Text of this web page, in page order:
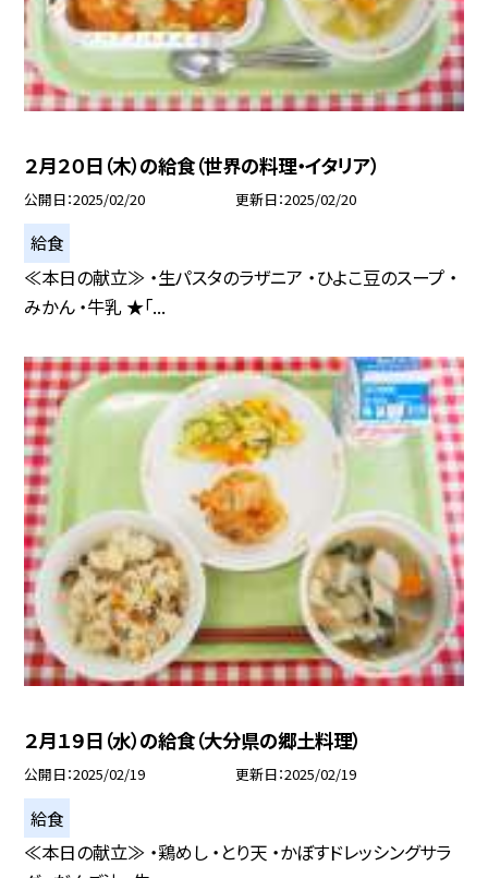
２月２０日（木）の給食（世界の料理・イタリア）
公開日 2025/02/20 更新日 2025/02/20
給食
≪本日の献立≫ ・生パスタのラザニア ・ひよこ豆のスープ ・
みかん ・牛乳 ★「...
２月１９日（水）の給食（大分県の郷土料理）
公開日 2025/02/19 更新日 2025/02/19
給食
≪本日の献立≫ ・鶏めし ・とり天 ・かぼすドレッシングサラ